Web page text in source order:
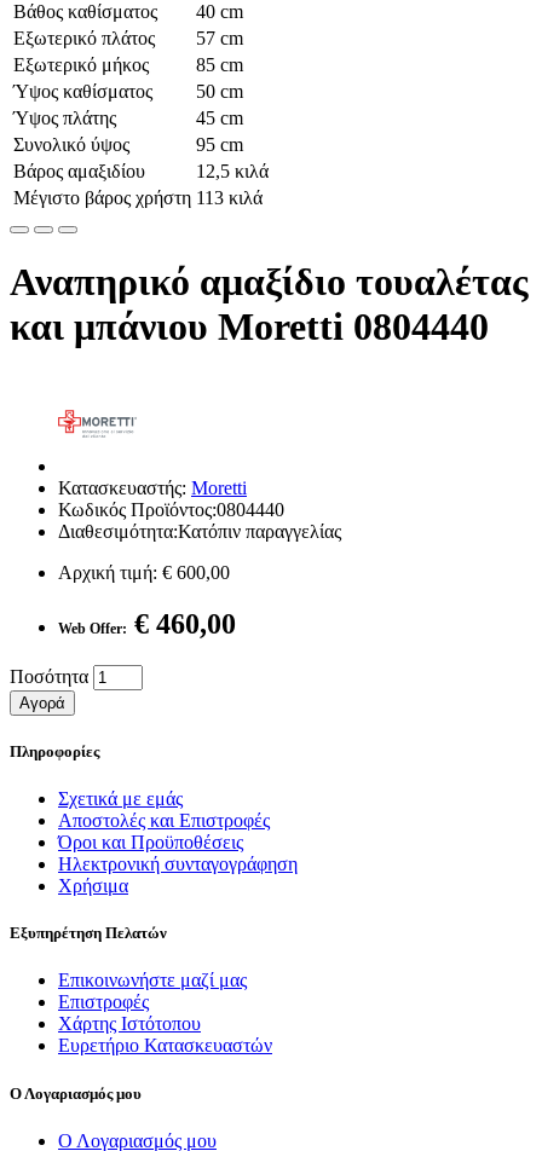
Βάθος καθίσματος
40 cm
Εξωτερικό πλάτος
57 cm
Εξωτερικό μήκος
85 cm
Ύψος καθίσματος
50 cm
Ύψος πλάτης
45 cm
Συνολικό ύψος
95 cm
Βάρος αμαξιδίου
12,5 κιλά
Μέγιστο βάρος χρήστη 113 κιλά
Αναπηρικό αμαξίδιο τουαλέτας
και μπάνιου Moretti 0804440
Κατασκευαστής: Moretti
Κωδικός Προϊόντος:0804440
Διαθεσιμότητα:Κατόπιν παραγγελίας
Αρχική τιμή: € 600,00
Web Offer: € 460,00
Ποσότητα
Αγορά
Πληροφορίες
Σχετικά με εμάς
Αποστολές και Επιστροφές
Όροι και Προϋποθέσεις
Ηλεκτρονική συνταγογράφηση
Χρήσιμα
Εξυπηρέτηση Πελατών
Επικοινωνήστε μαζί μας
Επιστροφές
Χάρτης Ιστότοπου
Ευρετήριο Κατασκευαστών
Ο Λογαριασμός μου
Ο Λογαριασμός μου